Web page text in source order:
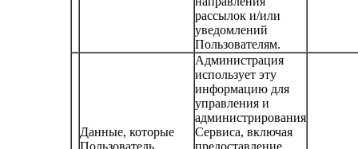
рассылок и/или
уведомлений
Пользователям.
Данные, которые
Пользователь
Администрация
использует эту
информацию для
управления и
администрирования
Сервиса, включая
предоставление